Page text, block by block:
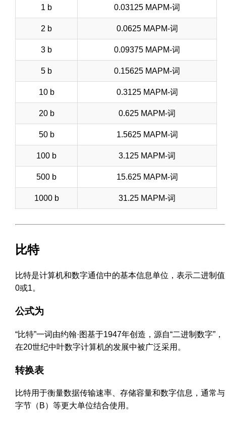
1 b 0.03125 MAPM-词
2 b 0.0625 MAPM-词
3 b 0.09375 MAPM-词
5 b 0.15625 MAPM-词
10 b 0.3125 MAPM-词
20 b 0.625 MAPM-词
50 b 1.5625 MAPM-词
100 b 3.125 MAPM-词
500 b 15.625 MAPM-词
1000 b 31.25 MAPM-词
比特
比特是计算机和数字通信中的基本信息单位，表示二进制值
0或1。
公式为
“比特”一词由约翰·图基于1947年创造，源自“二进制数字”，
在20世纪中叶数字计算机的发展中被广泛采用。
转换表
比特用于衡量数据传输速率、存储容量和数字信息，通常与
字节（B）等更大单位结合使用。